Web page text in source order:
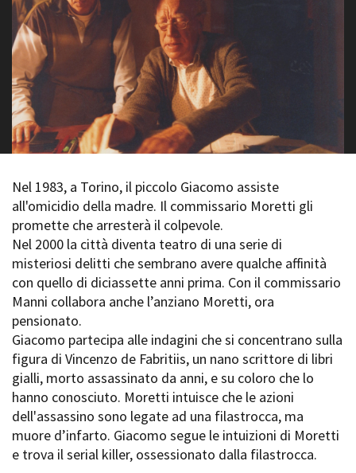
Rete regionale
Bilancio sociale
Amministrazione
trasparente
Bandi e gare
Sostenibilità ambientale
SERVIZI
Servizi generali
Location scouting
Spazi nella sede FCTP
Sala Casting
Sala Paolo Tenna
FILM FUNDS
Piemonte Film Tv Fund
Piemonte Film Tv
Development Fund
Piemonte Doc Film Fund
Short Film Fund
PRODUCTION GUIDE
Società di produzione
Strutture di servizio
Professionisti
location della Torino di Paolo
Sorrentino
Open Day
Ciak in TOur!
FESTIVAL, MARKETS,
AWARDS
International Film Festival
Rotterdam
Berlinale Internationalen
Filmfestspiele Berlin
Festival de Cannes
Biografilm Festival - Bio to B
Industry Days
Locarno Film Festival
Mostra Internazionale d’Arte
Cinematografica Venezia
Festival
Festa del Cinema di Roma
Torino Film Festival
David di Donatello
Nastri d’Argento
Premio Solinas
STRUMENTI
Nel 1983, a Torino, il piccolo Giacomo assiste
all'omicidio della madre. Il commissario Moretti gli
promette che arresterà il colpevole.
Nel 2000 la città diventa teatro di una serie di
misteriosi delitti che sembrano avere qualche affinità
con quello di diciassette anni prima. Con il commissario
Manni collabora anche l’anziano Moretti, ora
pensionato.
Giacomo partecipa alle indagini che si concentrano sulla
figura di Vincenzo de Fabritiis, un nano scrittore di libri
gialli, morto assassinato da anni, e su coloro che lo
hanno conosciuto. Moretti intuisce che le azioni
dell'assassino sono legate ad una filastrocca, ma
muore d’infarto. Giacomo segue le intuizioni di Moretti
e trova il serial killer, ossessionato dalla filastrocca.